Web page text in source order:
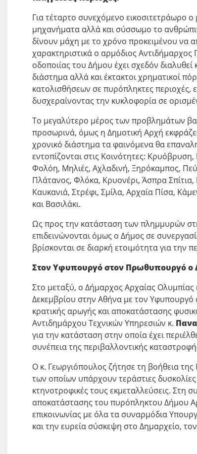
Για τέταρτο συνεχόμενο εικοσιτετράωρο
μηχανήματα αλλά και σύσσωμο το
δίνουν μάχη με το χρόνο προκειμένου
χαρακτηριστικά ο αρμόδιος Αντιδήμαρχος
οδοποιίας του Δήμου έχει σχεδόν
διάστημα αλλά και έκτακτοι χρηματικοί
κατολισθήσεων σε πυρόπληκτες περιοχές,
δυσχεραίνοντας την κυκλοφορία σε
Το μεγαλύτερο μέρος των προβλημάτων
προσωρινά, όμως η Δημοτική Αρχή
χρονικό διάστημα τα φαινόμενα θα
εντοπίζονται στις Κοινότητες:
Φολόη, Μηλιές, Αχλαδινή, Ξηρόκαμπος,
Πλάτανος, Φλόκα, Κρυονέρι, Άσπρα
Καυκανιά, Στρέφι, Σμίλα, Αρχαία Πίσα,
και Βασιλάκι.
Ως προς την κατάσταση των πλημμυρών
επιδεινώνονται όμως ο Δήμος σε
βρίσκονται σε διαρκή ετοιμότητα για
Στον Υφυπουργό στον Πρωθυπουργό ο
Στο μεταξύ, ο Δήμαρχος Αρχαίας Ολυμπίας
Δεκεμβρίου στην Αθήνα με τον
κρατικής αρωγής και αποκατάστασης
Αντιδημάρχου Τεχνικών Υπηρεσιών κ.
για την κατάσταση στην οποία έχει
συνέπεια της περιβαλλοντικής
Ο κ. Γεωργιόπουλος ζήτησε τη βοήθεια
των οποίων υπάρχουν τεράστιες
κτηνοτροφικές τους εκμεταλλεύσεις. Στη
αποκατάστασης του πυρόπληκτου Δήμου
επικοινωνίας με όλα τα συναρμόδια
και την ευρεία σύσκεψη στο Δημαρχείο,